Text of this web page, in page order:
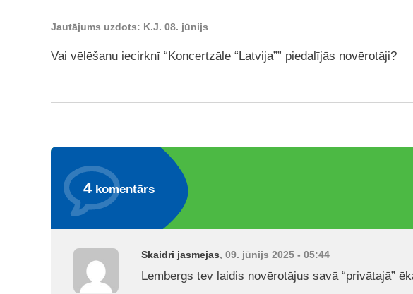
Jautājums uzdots: K.J. 08. jūnijs
Vai vēlēšanu iecirknī “Koncertzāle “Latvija”” piedalījās novērotāji?
4komentārs
Skaidri jasmejas, 09. jūnijs 2025 - 05:44
Lembergs tev laidis novērotājus savā “privātajā”